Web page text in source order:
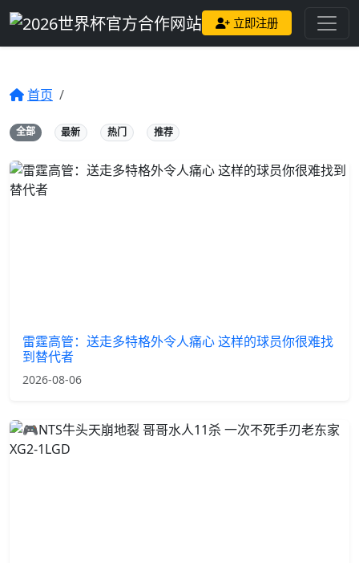
立即注册
首页
全部 最新 热门 推荐
雷霆高管：送走多特格外令人痛心 这样的球员你很难找
到替代者
2026-08-06